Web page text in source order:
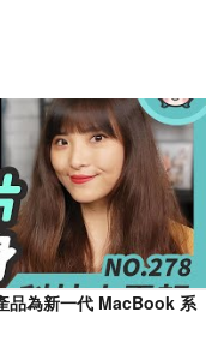
品為新一代 MacBook 系